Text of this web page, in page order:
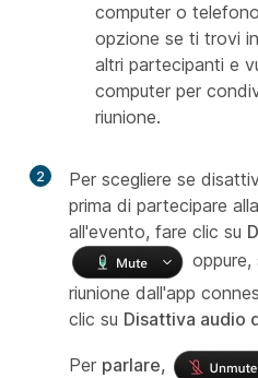
computer o
opzione se ti trovi
altri partecipanti e
computer per
riunione.
2
Per scegliere se
prima di partecipare
all'evento, fare clic su
oppure,
riunione dall'app
clic su Disattiva audio
Per parlare,